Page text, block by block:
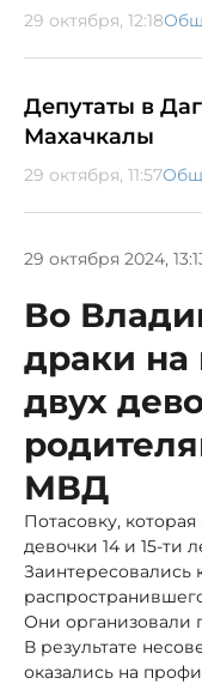
29 октября, 12:18
Депутаты в
Махачкалы
29 октября, 11:57
29 октября 2024,
Во
драки на
двух
МВД
Потасовку,
девочки 14 и 15-ти
Заинтересовались
Они организовали
В результате
оказались на